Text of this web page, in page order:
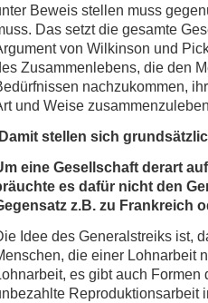
Beweis stellen muss
Das setzt die gesamte
von Wilkinson und
Zusammenlebens, die den
nachzukommen,
und Weise
Damit stellen sich
eine Gesellschaft derart
es dafür nicht den
z.B. zu Frankreich
Idee des Generalstreiks ist,
die einer Lohnarbeit
es gibt auch
Reproduktionsarbeit